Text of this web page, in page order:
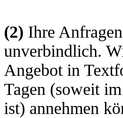
(2) Ihre
unverbindlich.
Angebot in
Tagen (soweit
ist) annehmen